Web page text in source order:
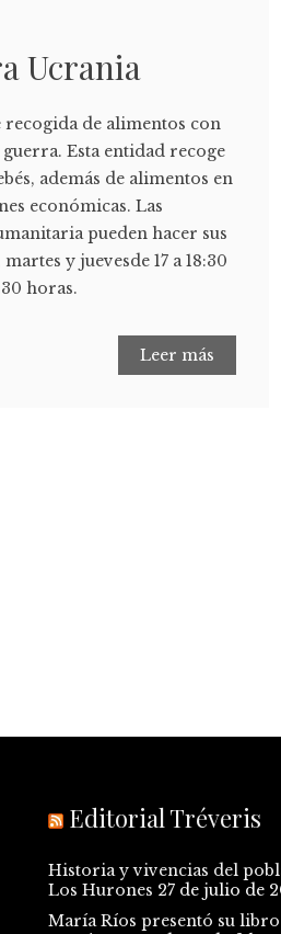
Ucrania
de alimentos con
Esta entidad recoge
además de alimentos en
económicas. Las
pueden hacer sus
y juevesde 17 a 18:30
horas.
Leer más
Editorial Tréveris
Historia y vivencias del
Los Hurones 27 de julio de
María Ríos presentó su